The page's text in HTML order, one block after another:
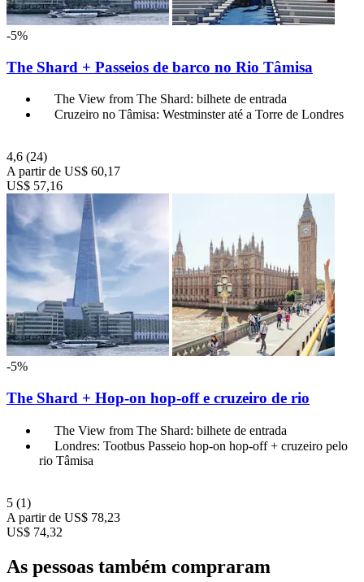
-5%
The Shard + Passeios de barco no Rio Tâmisa
The View from The Shard: bilhete de entrada
Cruzeiro no Tâmisa: Westminster até a Torre de Londres
4,6 (24)
A partir de US$ 60,17
US$ 57,16
-5%
The Shard + Hop-on hop-off e cruzeiro de rio
The View from The Shard: bilhete de entrada
Londres: Tootbus Passeio hop-on hop-off + cruzeiro pelo
rio Tâmisa
5 (1)
A partir de US$ 78,23
US$ 74,32
As pessoas também compraram